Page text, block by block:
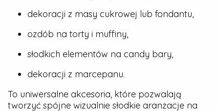
dekoracji z masy cukrowej lub fondantu,
ozdób na torty i muffiny,
słodkich elementów na candy bary,
dekoracji z marcepanu.
To uniwersalne akcesoria, które pozwalają
tworzyć spójne wizualnie słodkie aranżacje na